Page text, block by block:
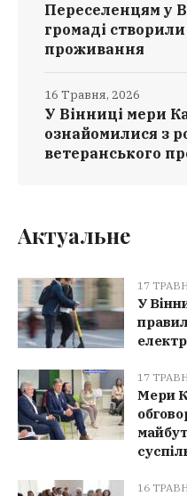
Переселенцям у
громаді створили
проживання
У Вінниці мери
ознайомилися з
ветеранського
16 Травня, 2026
Актуальне
17
У
17
Мери
16